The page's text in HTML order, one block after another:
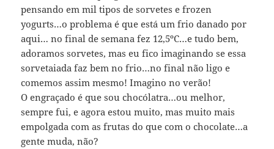
pensando em mil tipos de sorvetes e frozen
yogurts…o problema é que está um frio danado por
aqui… no final de semana fez 12,5ºC…e tudo bem,
adoramos sorvetes, mas eu fico imaginando se essa
sorvetaiada faz bem no frio…no final não ligo e
comemos assim mesmo! Imagino no verão!
O engraçado é que sou chocólatra…ou melhor,
sempre fui, e agora estou muito, mas muito mais
empolgada com as frutas do que com o chocolate…a
gente muda, não?